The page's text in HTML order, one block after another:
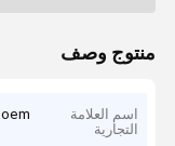
منتوج وصف
اسم العلامة
التجارية
oem